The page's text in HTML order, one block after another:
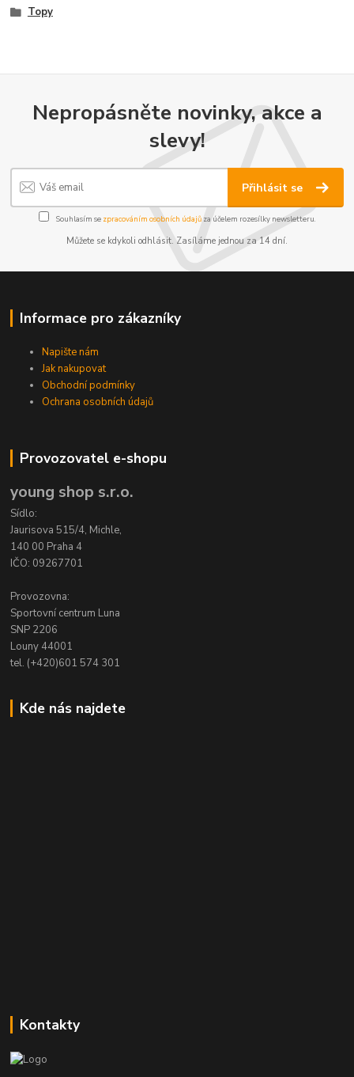
Topy
Nepropásněte novinky, akce a
slevy!
Přihlásit se
Souhlasím se zpracováním osobních údajůza účelem rozesílky newsletteru.
Můžete se kdykoli odhlásit. Zasíláme jednou za 14 dní.
Informace pro zákazníky
Napište nám
Jak nakupovat
Obchodní podmínky
Ochrana osobních údajů
Provozovatel e-shopu
young shop s.r.o.
Sídlo:
Jaurisova 515/4, Michle,
140 00 Praha 4
IČO: 09267701
Provozovna:
Sportovní centrum Luna
SNP 2206
Louny 44001
tel. (+420)601 574 301
Kde nás najdete
Kontakty